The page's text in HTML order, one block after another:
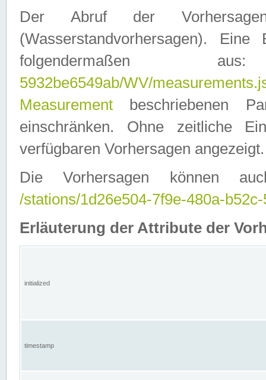
Der Abruf der
(Wasserstandvorhersagen).
folgendermaßen
5932be6549ab/WV/
Measurement beschriebenen
einschränken. Ohne zeitliche
verfügbaren Vorhersagen angezeigt.
Die Vorhersagen können
/stations/1d26e504-7f9e-480a-
Erläuterung der Attribute der
initialized
timestamp